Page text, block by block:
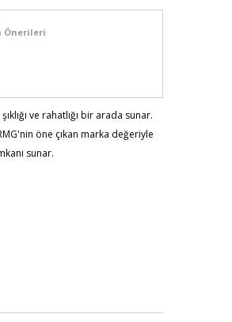
Önerileri
ve rahatlığı bir arada sunar.
öne çıkan marka değeriyle
sunar.